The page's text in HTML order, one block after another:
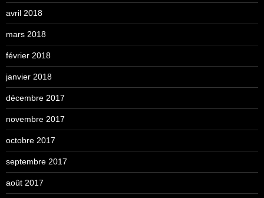
avril 2018
mars 2018
février 2018
janvier 2018
décembre 2017
novembre 2017
octobre 2017
septembre 2017
août 2017